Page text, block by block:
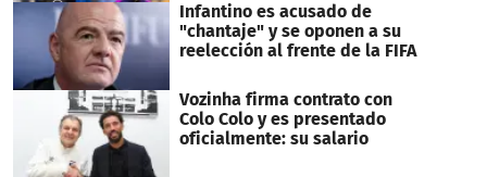
Infantino es acusado de
"chantaje" y se oponen a su
reelección al frente de la FIFA
Vozinha firma contrato con
Colo Colo y es presentado
oficialmente: su salario